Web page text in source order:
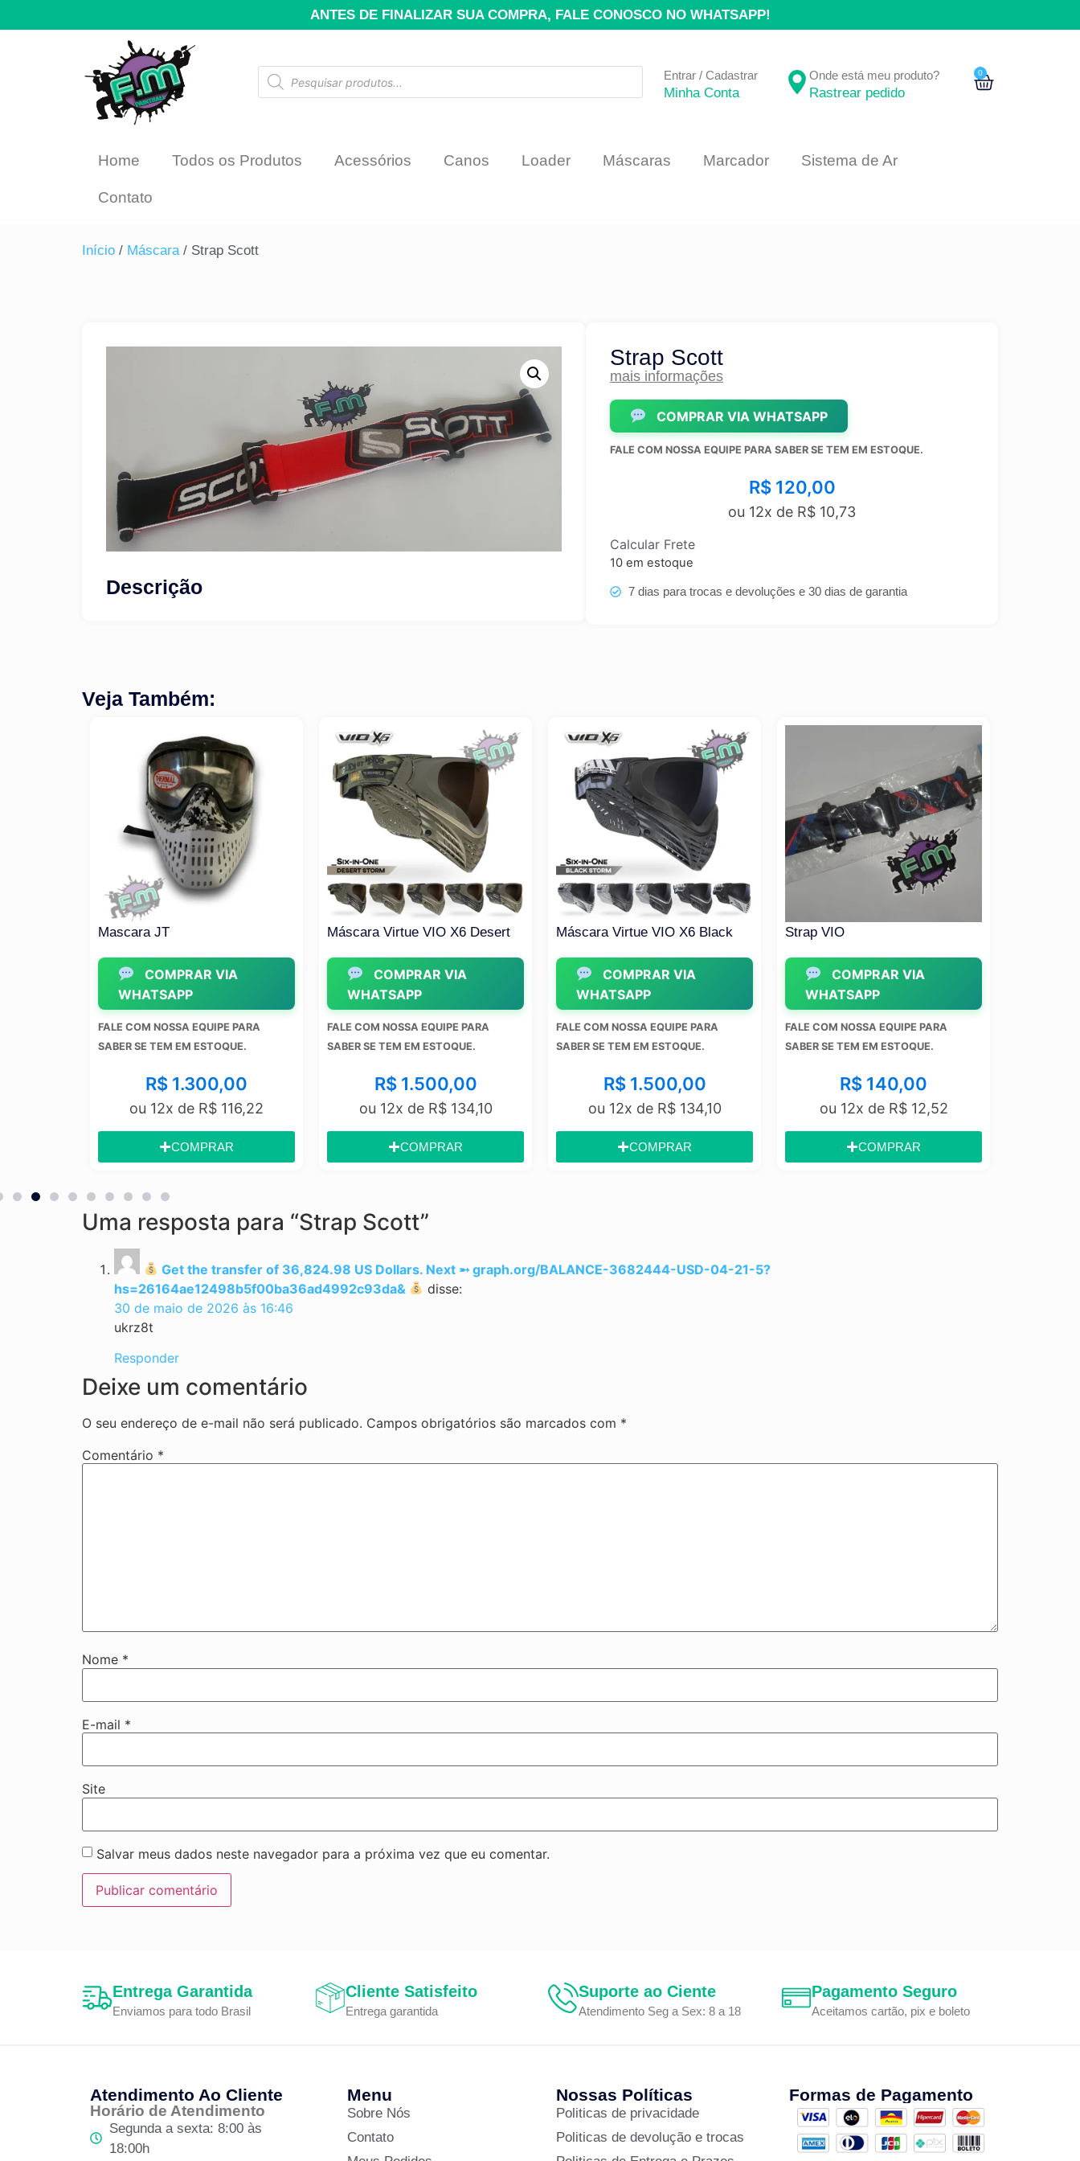
ANTES DE FINALIZAR SUA COMPRA, FALE CONOSCO NO WHATSAPP!
Entrar / Cadastrar
Minha Conta
Onde está meu produto?
Rastrear pedido
0
Home Todos os Produtos Acessórios Canos Loader Máscaras Marcador Sistema de Ar
Contato
Início / Máscara/ Strap Scott
Descrição
Strap Scott
mais informações
COMPRAR VIA WHATSAPP
FALE COM NOSSA EQUIPE PARA SABER SE TEM EM ESTOQUE.
R$120,00
ou 12x de R$ 10,73
Calcular Frete
10 em estoque
7 dias para trocas e devoluções e 30 dias de garantia
Veja Também:
Mascara JT
COMPRAR VIA
WHATSAPP
FALE COM NOSSA EQUIPE PARA
SABER SE TEM EM ESTOQUE.
R$1.300,00
ou 12x deR$116,22
COMPRAR
Máscara Virtue VIO X6 Desert
COMPRAR VIA
WHATSAPP
FALE COM NOSSA EQUIPE PARA
SABER SE TEM EM ESTOQUE.
R$1.500,00
ou 12x deR$134,10
COMPRAR
Máscara Virtue VIO X6 Black
COMPRAR VIA
WHATSAPP
FALE COM NOSSA EQUIPE PARA
SABER SE TEM EM ESTOQUE.
R$1.500,00
ou 12x deR$134,10
COMPRAR
Strap VIO
COMPRAR VIA
WHATSAPP
FALE COM NOSSA EQUIPE PARA
SABER SE TEM EM ESTOQUE.
R$140,00
ou 12x deR$12,52
COMPRAR
Uma resposta para “Strap Scott”
Get the transfer of 36,824.98 US Dollars. Next ➵ graph.org/BALANCE-3682444-USD-04-21-5?
hs=26164ae12498b5f00ba36ad4992c93da&
disse:
30 de maio de 2026 às 16:46
ukrz8t
Responder
Deixe um comentário
O seu endereço de e-mail não será publicado. Campos obrigatórios são marcados com *
Comentário *
Nome *
E-mail *
Site
Salvar meus dados neste navegador para a próxima vez que eu comentar.
Entrega Garantida
Enviamos para todo Brasil
Cliente Satisfeito
Entrega garantida
Suporte ao Ciente
Atendimento Seg a Sex: 8 a 18
Pagamento Seguro
Aceitamos cartão, pix e boleto
Atendimento Ao Cliente
Horário de Atendimento
Segunda a sexta: 8:00 às
18:00h
Menu
Sobre Nós
Contato
Nossas Políticas
Politicas de privacidade
Politicas de devolução e trocas
Formas de Pagamento